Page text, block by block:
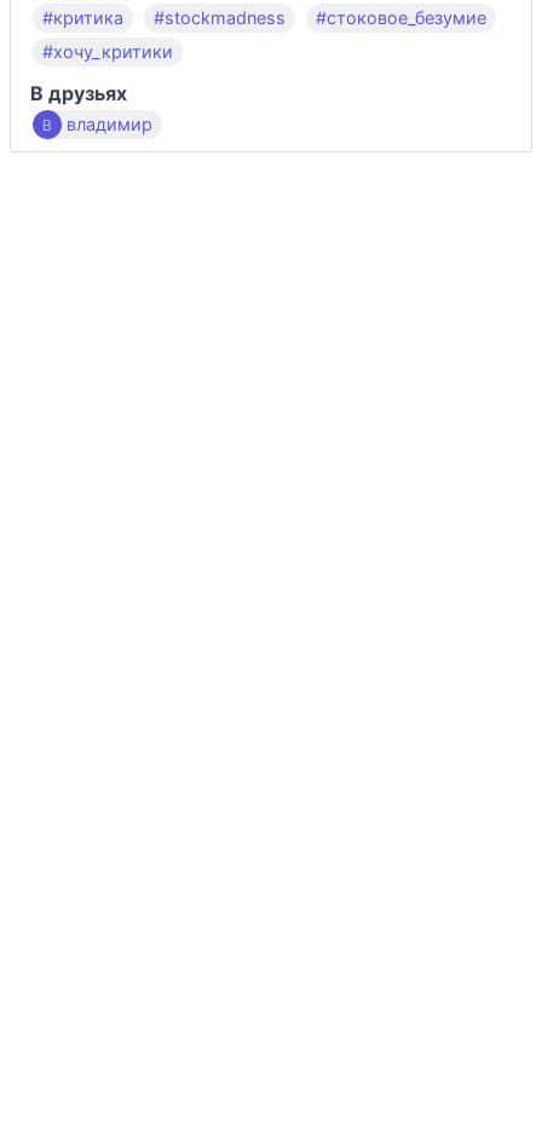
#критика #stockmadness
#стоковое_безумие
#хочу_критики
В друзьях
владимир